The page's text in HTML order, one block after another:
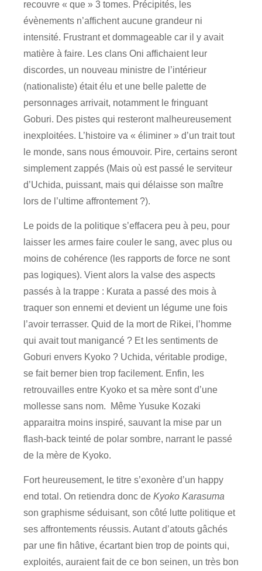
recouvre « que » 3 tomes. Précipités, les
évènements n’affichent aucune grandeur ni
intensité. Frustrant et dommageable car il y avait
matière à faire. Les clans Oni affichaient leur
discordes, un nouveau ministre de l’intérieur
(nationaliste) était élu et une belle palette de
personnages arrivait, notamment le fringuant
Goburi. Des pistes qui resteront malheureusement
inexploitées. L’histoire va « éliminer » d’un trait tout
le monde, sans nous émouvoir. Pire, certains seront
simplement zappés (Mais où est passé le serviteur
d’Uchida, puissant, mais qui délaisse son maître
lors de l’ultime affrontement ?).
Le poids de la politique s’effacera peu à peu, pour
laisser les armes faire couler le sang, avec plus ou
moins de cohérence (les rapports de force ne sont
pas logiques). Vient alors la valse des aspects
passés à la trappe : Kurata a passé des mois à
traquer son ennemi et devient un légume une fois
l’avoir terrasser. Quid de la mort de Rikei, l’homme
qui avait tout manigancé ? Et les sentiments de
Goburi envers Kyoko ? Uchida, véritable prodige,
se fait berner bien trop facilement. Enfin, les
retrouvailles entre Kyoko et sa mère sont d’une
mollesse sans nom. Même Yusuke Kozaki
apparaitra moins inspiré, sauvant la mise par un
flash-back teinté de polar sombre, narrant le passé
de la mère de Kyoko.
Fort heureusement, le titre s’exonère d’un happy
end total. On retiendra donc de Kyoko Karasuma
son graphisme séduisant, son côté lutte politique et
ses affrontements réussis. Autant d’atouts gâchés
par une fin hâtive, écartant bien trop de points qui,
exploités, auraient fait de ce bon seinen, un très bon